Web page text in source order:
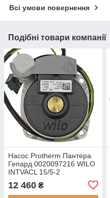
Всі умови повернення
Подібні товари компанії
Насос Protherm Пантера
Гепард 0020097216 WILO
INTVACL 15/5-2
0020186161 0020197548
12 460 ₴